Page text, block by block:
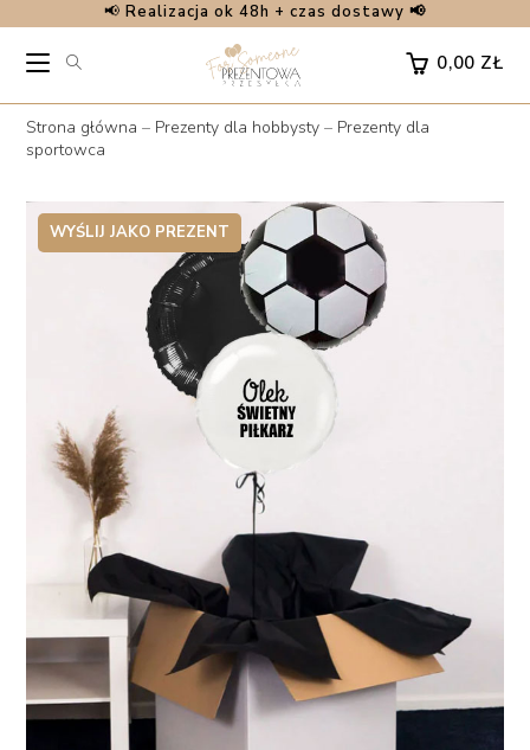
content
📢 Realizacja ok 48h + czas dostawy 📢
0,00 ZŁ
Strona główna – Prezenty dla hobbysty – Prezenty dla
sportowca
WYŚLIJ JAKO PREZENT